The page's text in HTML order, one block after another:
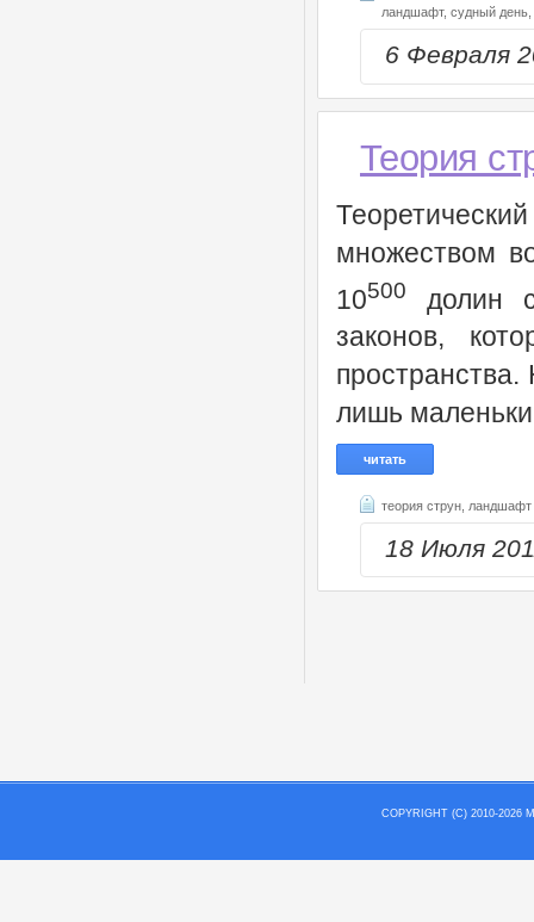
ландшафт, судный день,
6 Февраля
Теория
множеством
10500
долин
законов,
лишь
читать
теория струн, ландшафт
18 Июля
COPYRIGHT (C) 2010-